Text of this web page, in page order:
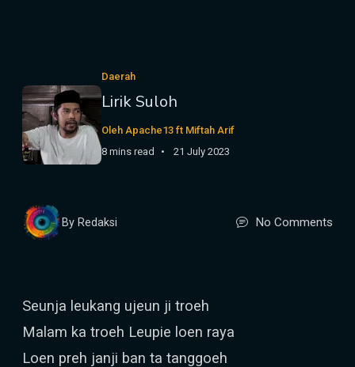
Daerah
Lirik Suloh
Oleh Apache13 ft Miftah Arif
8 mins read
21 July 2023
By Redaksi No Comments
Seunja leukang ujeun ji troeh
Malam ka troeh Leupie loen raya
Loen preh janji ban ta tanggoeh